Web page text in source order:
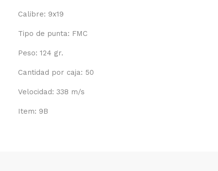
Calibre: 9x19
Tipo de punta: FMC
Peso: 124 gr.
Cantidad por caja: 50
Velocidad: 338 m/s
Item: 9B